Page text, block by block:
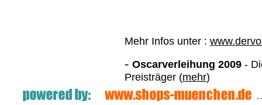
Mehr Infos unter :
- Oscarverleihung 2009 -
Preisträger (mehr)